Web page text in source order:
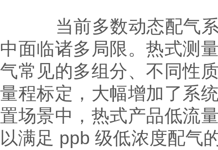
当前多数动态配气系
中面临诸多局限。热式测
气常见的多组分、不同性
量程标定，大幅增加了系
置场景中，热式产品低流
以满足 ppb 级低浓度配气